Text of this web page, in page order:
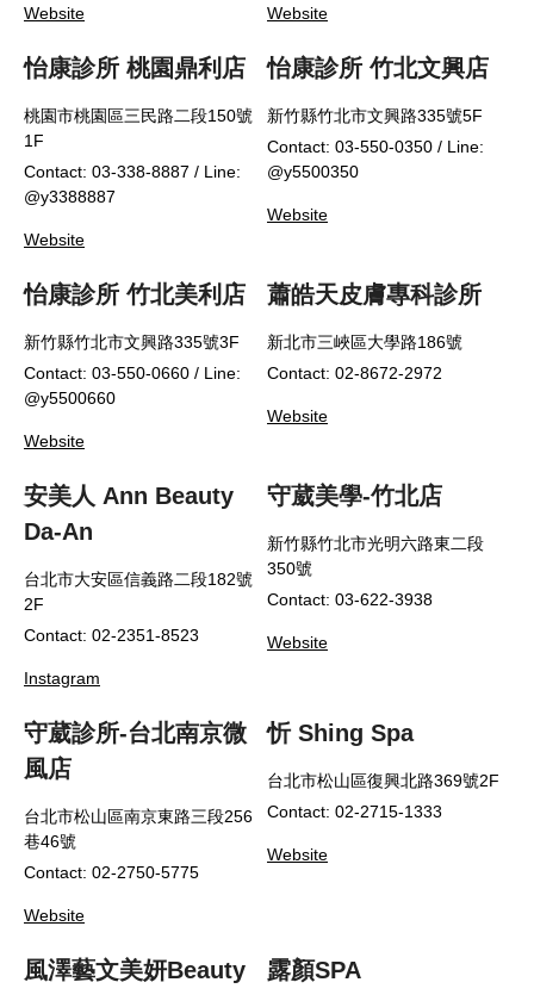
Website Website
怡康診所 桃園鼎利店
桃園市桃園區三民路二段150號
1F
Contact: 03-338-8887 / Line:
@y3388887
Website
怡康診所 竹北文興店
新竹縣竹北市文興路335號5F
Contact: 03-550-0350 / Line:
@y5500350
Website
怡康診所 竹北美利店
新竹縣竹北市文興路335號3F
Contact: 03-550-0660 / Line:
@y5500660
Website
蕭皓天皮膚專科診所
新北市三峽區大學路186號
Contact: 02-8672-2972
Website
安美人 Ann Beauty
Da-An
台北市大安區信義路二段182號
2F
Contact: 02-2351-8523
Instagram
守葳美學-竹北店
新竹縣竹北市光明六路東二段
350號
Contact: 03-622-3938
Website
守葳診所-台北南京微
風店
台北市松山區南京東路三段256
巷46號
Contact: 02-2750-5775
Website
忻 Shing Spa
台北市松山區復興北路369號2F
Contact: 02-2715-1333
Website
風澤藝文美妍Beauty 露顏SPA